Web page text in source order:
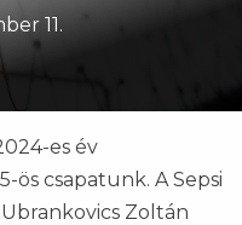
11.
es év
ös csapatunk. A Sepsi
Zoltán